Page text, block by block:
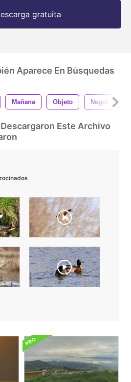
gratuita
Aparece En Búsquedas
Mañana Objeto Negro
Este Archivo